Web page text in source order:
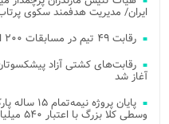
ایران/ مدیریت هدفمند سکوی
رقابت ۴۹ تیم در مسابقات ۲۰۰ امتیازی تنیس ساحلی کشور در مازندران
آغاز شد
وسطی کلا بزرگ با اعتبار ۵۴۰ میلیاردی